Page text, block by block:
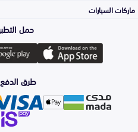
المكائن،
والاصطبات
لوازم
الأكثر
التلميع
ماركات السيارات
حمل
طرق